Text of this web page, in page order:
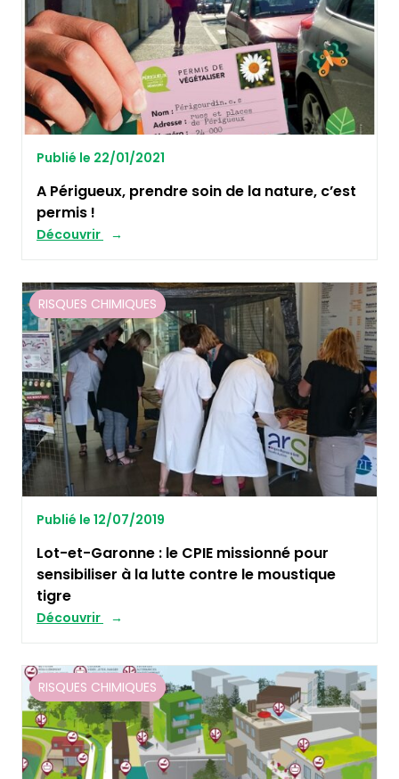
Publié le 22/01/2021
A Périgueux, prendre soin de la nature, c’est
permis !
Découvrir
RISQUES CHIMIQUES
Publié le 12/07/2019
Lot-et-Garonne : le CPIE missionné pour
sensibiliser à la lutte contre le moustique
tigre
Découvrir
RISQUES CHIMIQUES